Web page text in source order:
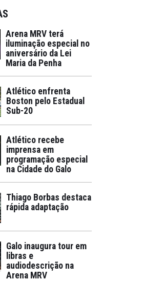
Arena MRV terá
iluminação especial no
aniversário da Lei
Maria da Penha
Atlético enfrenta
Boston pelo Estadual
Sub-20
Atlético recebe
imprensa em
programação especial
na Cidade do Galo
Thiago Borbas destaca
rápida adaptação
Galo inaugura tour em
libras e
audiodescrição na
Arena MRV